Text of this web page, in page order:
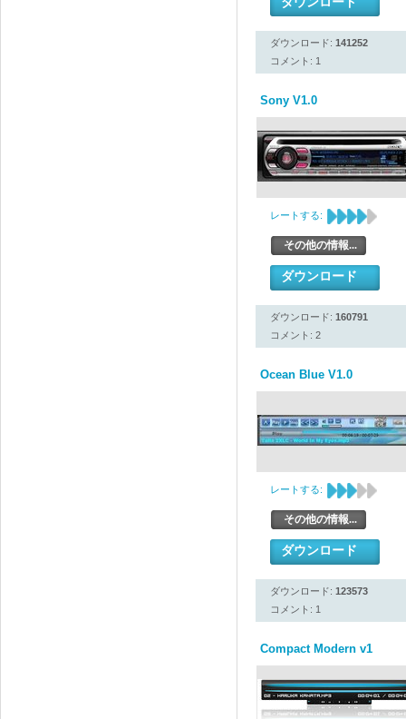
ダウンロード: 141252
コメント: 1
Sony V1.0
レートする:
その他の情報...
ダウンロード
ダウンロード: 160791
コメント: 2
Ocean Blue V1.0
レートする:
その他の情報...
ダウンロード
ダウンロード: 123573
コメント: 1
Compact Modern v1